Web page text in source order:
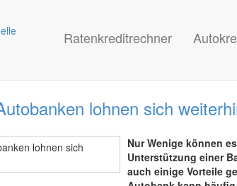
Ratenkreditrechner
lohnen sich
Nur Wenige können
Unterstützung einer
auch einige Vorteile